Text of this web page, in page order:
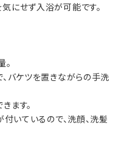
にせず入浴が可能です。
バケツを置きながらの手洗
ます。
付いているので、洗顔、洗髪